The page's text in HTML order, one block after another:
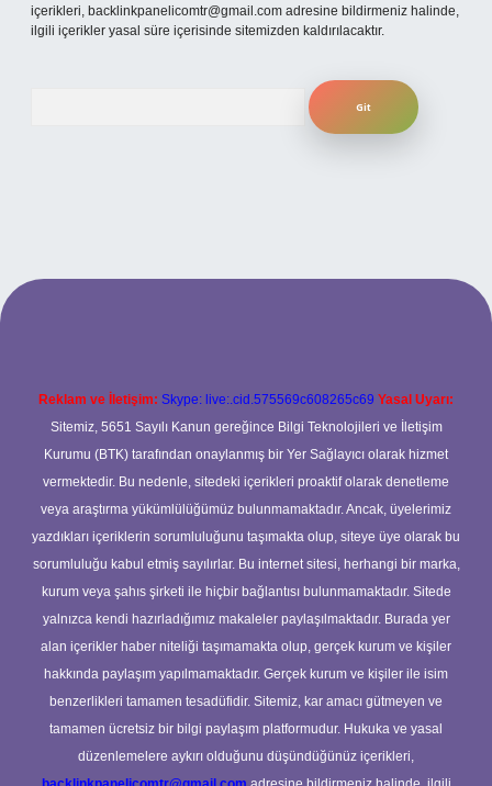
içerikleri, backlinkpanelicomtr@gmail.com adresine bildirmeniz halinde,
ilgili içerikler yasal süre içerisinde sitemizden kaldırılacaktır.
Reklam ve İletişim: Skype: live:.cid.575569c608265c69 Yasal Uyarı:
Sitemiz, 5651 Sayılı Kanun gereğince Bilgi Teknolojileri ve İletişim
Kurumu (BTK) tarafından onaylanmış bir Yer Sağlayıcı olarak hizmet
vermektedir. Bu nedenle, sitedeki içerikleri proaktif olarak denetleme
veya araştırma yükümlülüğümüz bulunmamaktadır. Ancak, üyelerimiz
yazdıkları içeriklerin sorumluluğunu taşımakta olup, siteye üye olarak bu
sorumluluğu kabul etmiş sayılırlar. Bu internet sitesi, herhangi bir marka,
kurum veya şahıs şirketi ile hiçbir bağlantısı bulunmamaktadır. Sitede
yalnızca kendi hazırladığımız makaleler paylaşılmaktadır. Burada yer
alan içerikler haber niteliği taşımamakta olup, gerçek kurum ve kişiler
hakkında paylaşım yapılmamaktadır. Gerçek kurum ve kişiler ile isim
benzerlikleri tamamen tesadüfidir. Sitemiz, kar amacı gütmeyen ve
tamamen ücretsiz bir bilgi paylaşım platformudur. Hukuka ve yasal
düzenlemelere aykırı olduğunu düşündüğünüz içerikleri,